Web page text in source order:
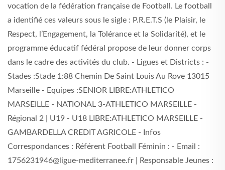
vocation de la fédération française de Football. Le football
a identifié ces valeurs sous le sigle : P.R.E.T.S (le Plaisir, le
Respect, l’Engagement, la Tolérance et la Solidarité), et le
programme éducatif fédéral propose de leur donner corps
dans le cadre des activités du club. - Ligues et Districts : -
Stades :Stade 1:88 Chemin De Saint Louis Au Rove 13015
Marseille - Equipes :SENIOR LIBRE:ATHLETICO
MARSEILLE - NATIONAL 3-ATHLETICO MARSEILLE -
Régional 2 | U19 - U18 LIBRE:ATHLETICO MARSEILLE -
GAMBARDELLA CREDIT AGRICOLE - Infos
Correspondances : Référent Football Féminin : - Email :
1756231946@ligue-mediterranee.fr | Responsable Jeunes :